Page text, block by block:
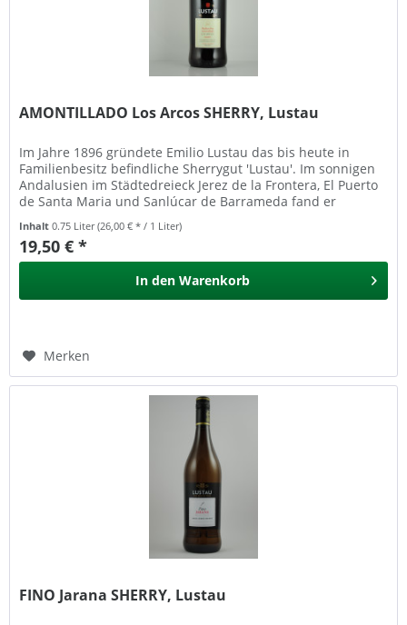
AMONTILLADO Los Arcos SHERRY, Lustau
Im Jahre 1896 gründete Emilio Lustau das bis heute in
Familienbesitz befindliche Sherrygut 'Lustau'. Im sonnigen
Andalusien im Städtedreieck Jerez de la Frontera, El Puerto
de Santa Maria und Sanlúcar de Barrameda fand er
Inhalt0.75 Liter(26,00 € * / 1 Liter)
19,50 € *
In den Warenkorb
Merken
FINO Jarana SHERRY, Lustau